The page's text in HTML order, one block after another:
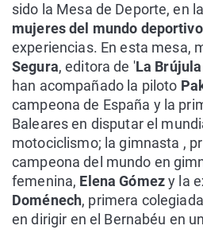
sido la Mesa de Deporte, en
mujeres del mundo deportivo
experiencias. En esta mesa,
Segura, editora de 'La
han acompañado la piloto
campeona de España y la
Baleares en disputar el
motociclismo; la gimnasta ,
campeona del mundo en
femenina, Elena Gómezy la
Doménech, primera
en dirigir en el Bernabéu en